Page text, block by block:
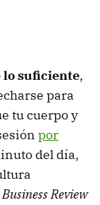
lo suficiente,
para
tu cuerpo y
por
del día,
Review